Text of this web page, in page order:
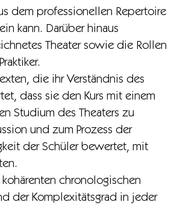
dem professionellen Repertoire
kann. Darüber hinaus
Theater sowie die Rollen
die ihr Verständnis des
dass sie den Kurs mit einem
Studium des Theaters zu
und zum Prozess der
der Schüler bewertet, mit
chronologischen
der Komplexitätsgrad in jeder